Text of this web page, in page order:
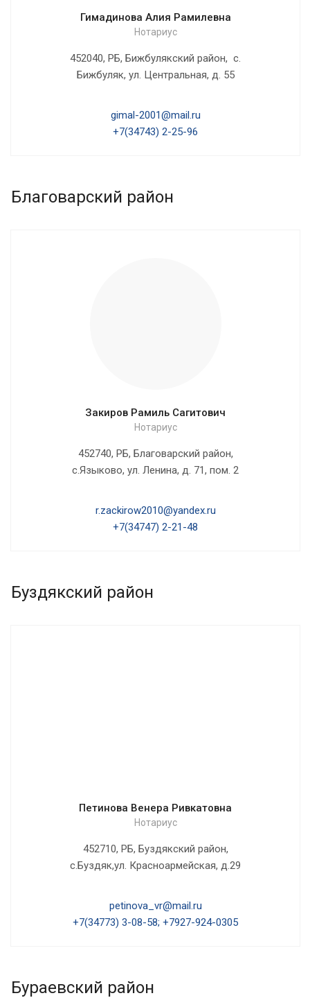
Гимадинова Алия Рамилевна
Нотариус
452040, РБ, Бижбулякский район, с.
Бижбуляк, ул. Центральная, д. 55
gimal-2001@mail.ru
+7(34743) 2-25-96
Благоварский район
Закиров Рамиль Сагитович
Нотариус
452740, РБ, Благоварский район,
с.Языково, ул. Ленина, д. 71, пом. 2
r.zackirow2010@yandex.ru
+7(34747) 2-21-48
Буздякский район
Петинова Венера Ривкатовна
Нотариус
452710, РБ, Буздякский район,
с.Буздяк,ул. Красноармейская, д.29
petinova_vr@mail.ru
+7(34773) 3-08-58; +7927-924-0305
Бураевский район